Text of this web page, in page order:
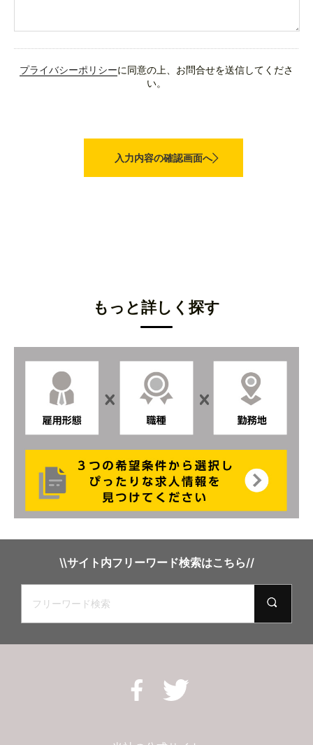
プライバシーポリシーに同意の上、お問合せを送信してくださ
い。
もっと詳しく探す
\\サイト内フリーワード検索はこちら//